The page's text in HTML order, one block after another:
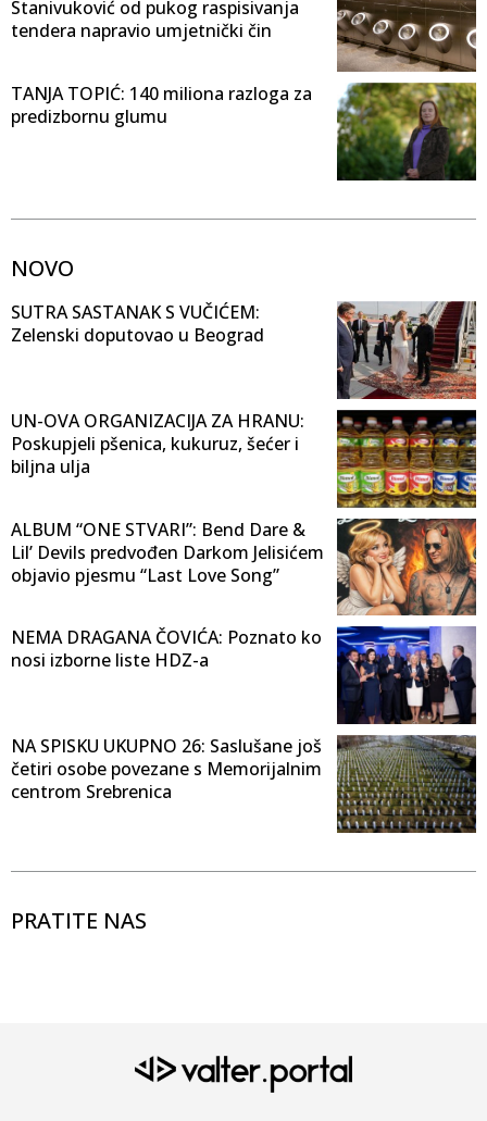
Stanivuković od pukog raspisivanja
tendera napravio umjetnički čin
TANJA TOPIĆ: 140 miliona razloga za
predizbornu glumu
NOVO
SUTRA SASTANAK S VUČIĆEM:
Zelenski doputovao u Beograd
UN-OVA ORGANIZACIJA ZA HRANU:
Poskupjeli pšenica, kukuruz, šećer i
biljna ulja
ALBUM “ONE STVARI”: Bend Dare &
Lil’ Devils predvođen Darkom Jelisićem
objavio pjesmu “Last Love Song”
NEMA DRAGANA ČOVIĆA: Poznato ko
nosi izborne liste HDZ-a
NA SPISKU UKUPNO 26: Saslušane još
četiri osobe povezane s Memorijalnim
centrom Srebrenica
PRATITE NAS